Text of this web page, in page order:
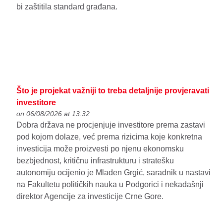
bi zaštitila standard građana.
Što je projekat važniji to treba detaljnije provjeravati
investitore
on 06/08/2026 at 13:32
Dobra država ne procjenjuje investitore prema zastavi
pod kojom dolaze, već prema rizicima koje konkretna
investicija može proizvesti po njenu ekonomsku
bezbjednost, kritičnu infrastrukturu i stratešku
autonomiju ocijenio je Mladen Grgić, saradnik u nastavi
na Fakultetu političkih nauka u Podgorici i nekadašnji
direktor Agencije za investicije Crne Gore.